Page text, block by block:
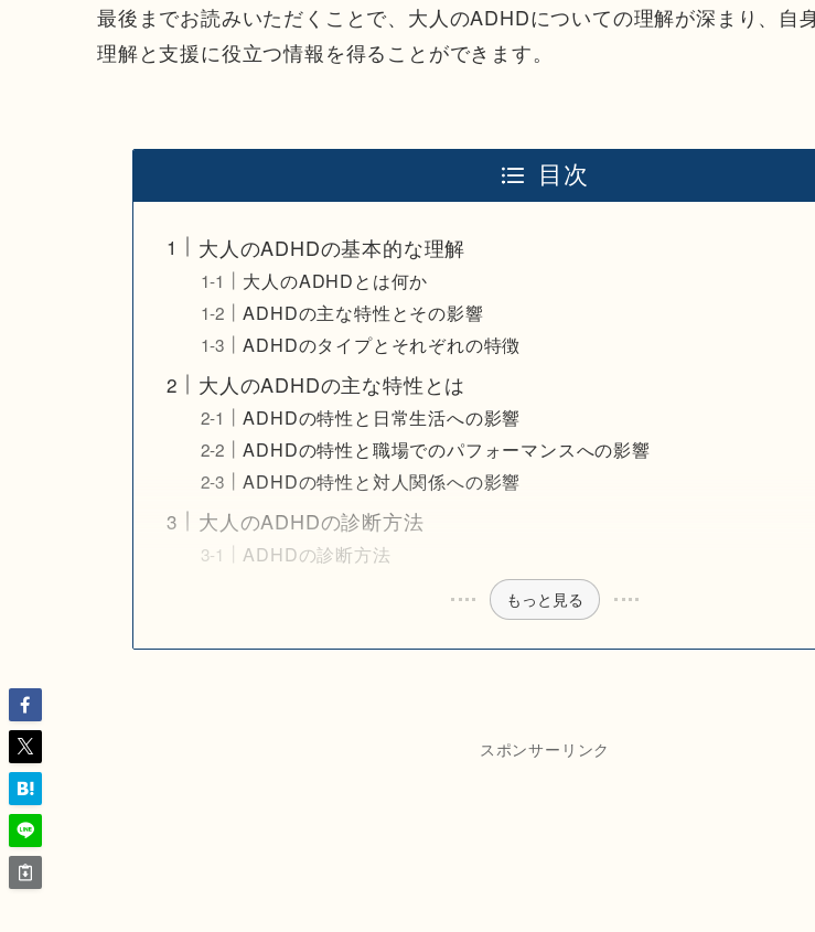
最後までお読みいただくことで、大人のADHDについての理解が深まり、自
理解と支援に役立つ情報を得ることができます。
目次
大人のADHDの基本的な理解
大人のADHDとは何か
ADHDの主な特性とその影響
ADHDのタイプとそれぞれの特徴
大人のADHDの主な特性とは
ADHDの特性と日常生活への影響
ADHDの特性と職場でのパフォーマンスへの影響
ADHDの特性と対人関係への影響
大人のADHDの診断方法
ADHDの診断方法
もっと見る
スポンサーリンク